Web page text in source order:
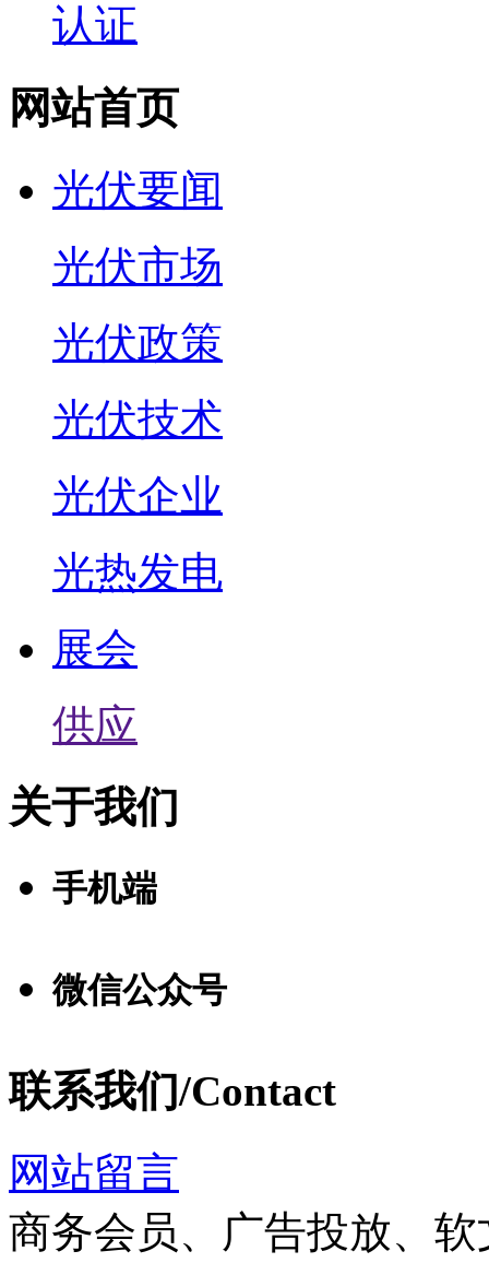
认证
网站首页
光伏要闻
光伏市场
光伏政策
光伏技术
光伏企业
光热发电
展会
供应
关于我们
手机端
微信公众号
联系我们/Contact
网站留言
商务会员、广告投放、软